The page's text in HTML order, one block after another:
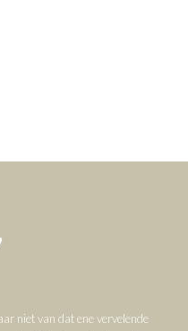
niet van dat ene vervelende